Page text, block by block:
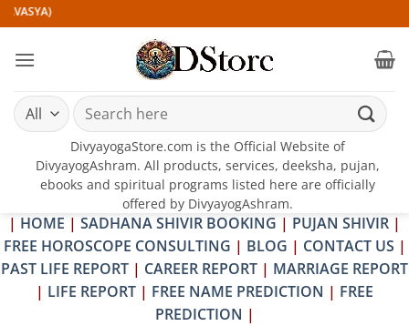
Skip
to
content
Search
for:
DivyayogaStore.com is the Official Website of
DivyayogAshram. All products, services, deeksha, pujan,
ebooks and spiritual programs listed here are officially
offered by DivyayogAshram.
| HOME | SADHANA SHIVIR BOOKING | PUJAN SHIVIR |
FREE HOROSCOPE CONSULTING | BLOG | CONTACT US |
PAST LIFE REPORT | CAREER REPORT | MARRIAGE REPORT
| LIFE REPORT | FREE NAME PREDICTION | FREE
PREDICTION |